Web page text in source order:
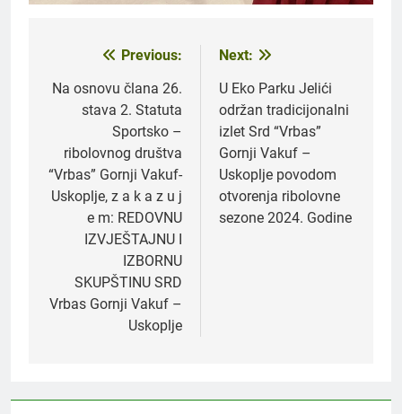
Navigacija
članaka
Previous:
Na osnovu člana 26.
stava 2. Statuta
Sportsko –
ribolovnog društva
“Vrbas” Gornji Vakuf-
Uskoplje, z a k a z u j
e m: REDOVNU
IZVJEŠTAJNU I
IZBORNU
SKUPŠTINU SRD
Vrbas Gornji Vakuf –
Uskoplje
Next:
U Eko Parku Jelići
održan tradicijonalni
izlet Srd “Vrbas”
Gornji Vakuf –
Uskoplje povodom
otvorenja ribolovne
sezone 2024. Godine